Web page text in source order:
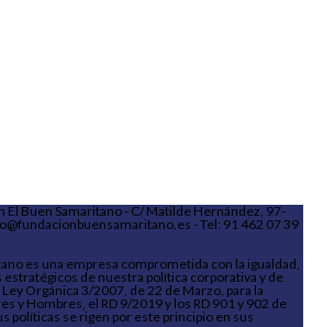
El Buen Samaritano - C/ Matilde Hernández, 97-
- Tel: 91 462 07 39
es una empresa comprometida con la igualdad,
estratégicos de nuestra política corporativa y de
Orgánica 3/2007, de 22 de Marzo, para la
y Hombres, el RD 9/2019 y los RD 901 y 902 de
políticas se rigen por este principio en sus